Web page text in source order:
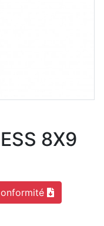
8X9